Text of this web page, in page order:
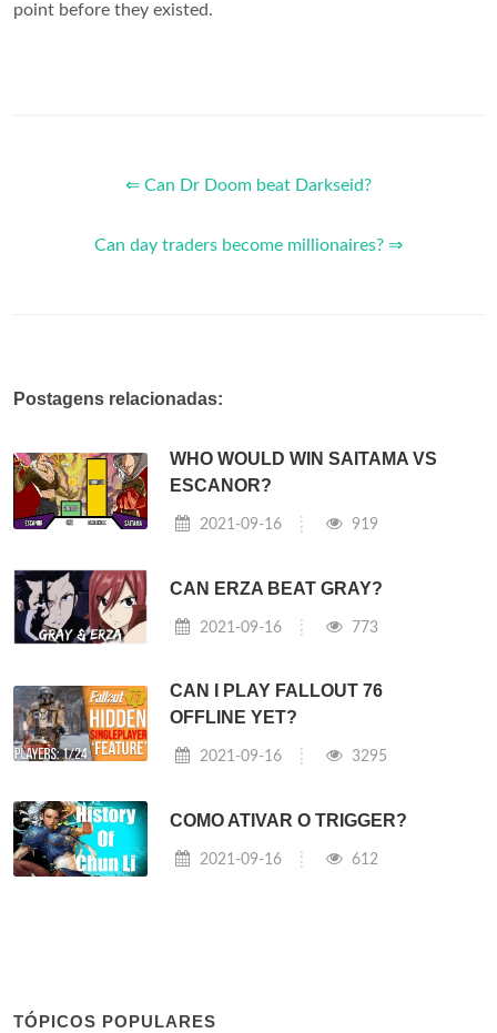
point before they existed.
⇐ Can Dr Doom beat Darkseid?
Can day traders become millionaires? ⇒
Postagens relacionadas:
WHO WOULD WIN SAITAMA VS
ESCANOR?
2021-09-16 919
CAN ERZA BEAT GRAY?
2021-09-16 773
CAN I PLAY FALLOUT 76
OFFLINE YET?
2021-09-16 3295
COMO ATIVAR O TRIGGER?
2021-09-16 612
TÓPICOS POPULARES